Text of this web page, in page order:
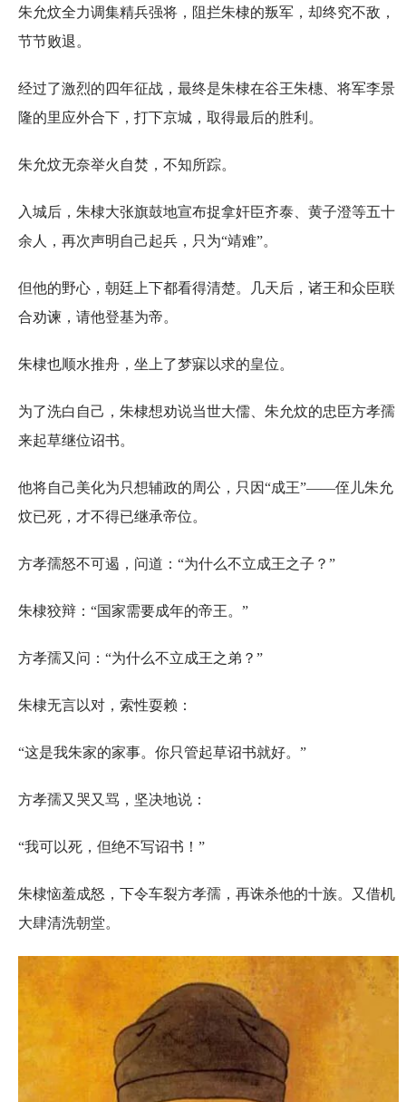
朱允炆全力调集精兵强将，阻拦朱棣的叛军，却终究不敌，
节节败退。
经过了激烈的四年征战，最终是朱棣在谷王朱橞、将军李景
隆的里应外合下，打下京城，取得最后的胜利。
朱允炆无奈举火自焚，不知所踪。
入城后，朱棣大张旗鼓地宣布捉拿奸臣齐泰、黄子澄等五十
余人，再次声明自己起兵，只为“靖难”。
但他的野心，朝廷上下都看得清楚。几天后，诸王和众臣联
合劝谏，请他登基为帝。
朱棣也顺水推舟，坐上了梦寐以求的皇位。
为了洗白自己，朱棣想劝说当世大儒、朱允炆的忠臣方孝孺
来起草继位诏书。
他将自己美化为只想辅政的周公，只因“成王”——侄儿朱允
炆已死，才不得已继承帝位。
方孝孺怒不可遏，问道：“为什么不立成王之子？”
朱棣狡辩：“国家需要成年的帝王。”
方孝孺又问：“为什么不立成王之弟？”
朱棣无言以对，索性耍赖：
“这是我朱家的家事。你只管起草诏书就好。”
方孝孺又哭又骂，坚决地说：
“我可以死，但绝不写诏书！”
朱棣恼羞成怒，下令车裂方孝孺，再诛杀他的十族。又借机
大肆清洗朝堂。